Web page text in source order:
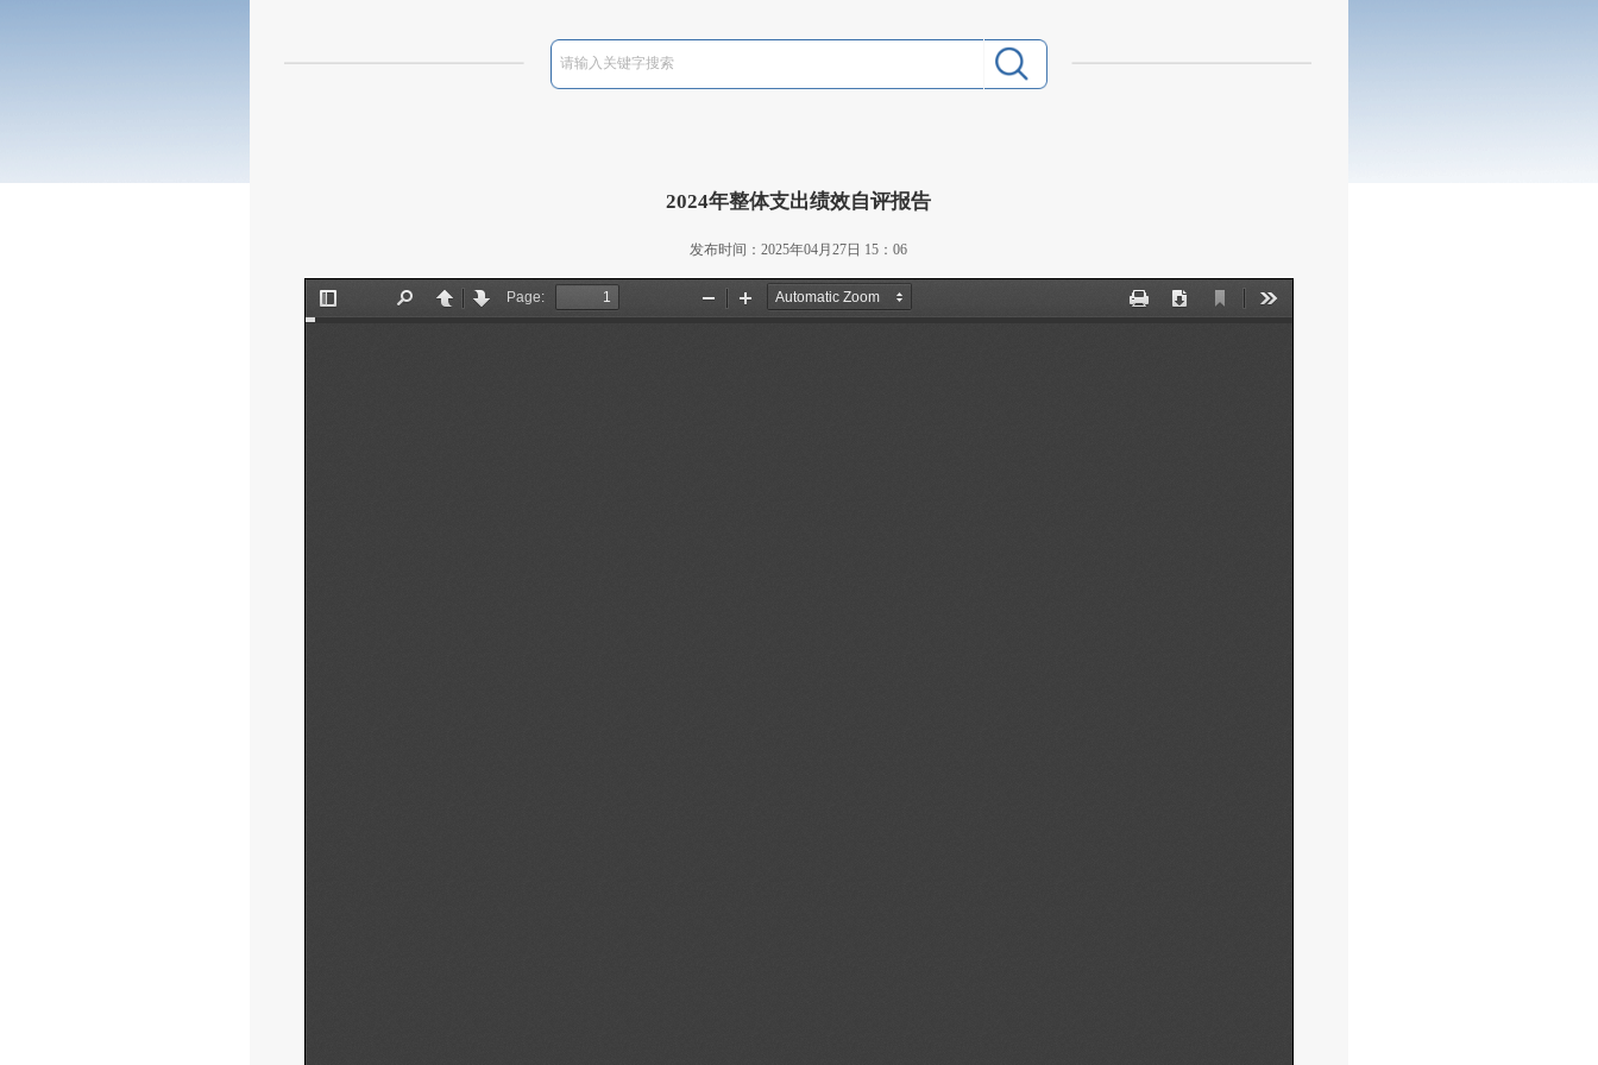
2024年整体支出绩效自评报告
发布时间：2025年04月27日 15：06